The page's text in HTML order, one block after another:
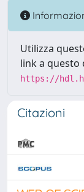
Utilizza
link a questo
https://
Citazioni